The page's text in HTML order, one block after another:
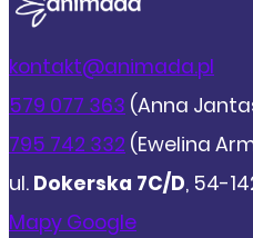
kontakt@animada.pl
579 077 363 (Anna
795 742 332 (Ewelina
ul. Dokerska 7C/D, 54-
Mapy Google